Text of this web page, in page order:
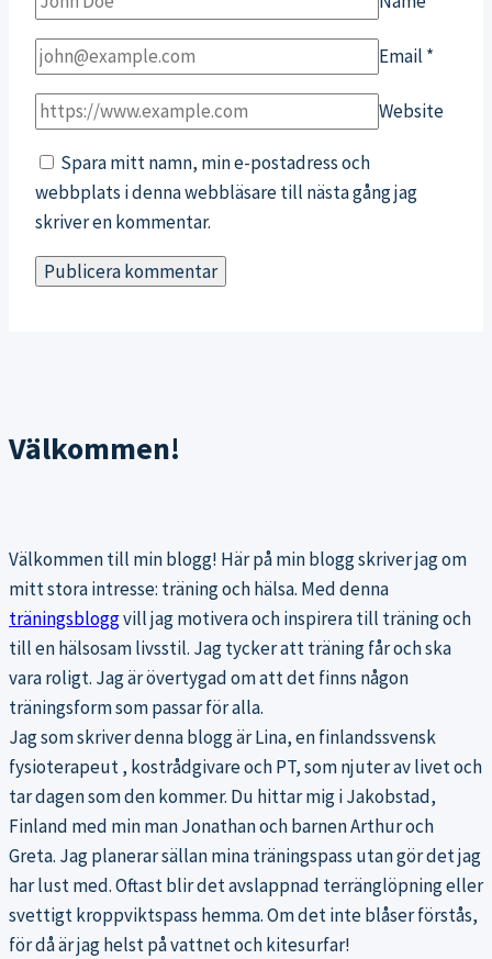
Email *
Website
Spara mitt namn, min e-postadress och
webbplats i denna webbläsare till nästa gång jag
skriver en kommentar.
Välkommen!
Välkommen till min blogg! Här på min blogg skriver jag om
mitt stora intresse: träning och hälsa. Med denna
träningsbloggvill jag motivera och inspirera till träning och
till en hälsosam livsstil. Jag tycker att träning får och ska
vara roligt. Jag är övertygad om att det finns någon
träningsform som passar för alla.
Jag som skriver denna blogg är Lina, en finlandssvensk
fysioterapeut , kostrådgivare och PT, som njuter av livet och
tar dagen som den kommer. Du hittar mig i Jakobstad,
Finland med min man Jonathan och barnen Arthur och
Greta. Jag planerar sällan mina träningspass utan gör det jag
har lust med. Oftast blir det avslappnad terränglöpning eller
svettigt kroppviktspass hemma. Om det inte blåser förstås,
för då är jag helst på vattnet och kitesurfar!